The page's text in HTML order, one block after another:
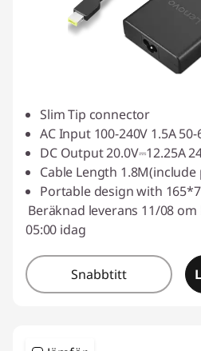
Slim Tip connector
AC Input 100-240V 1.5A 50-
DC Output 20.0V⎓12.25A
Cable Length
Portable design with
Beräknad leverans 11/08
05:00 idag
Snabbtitt